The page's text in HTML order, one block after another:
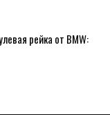
рейка от BMW: